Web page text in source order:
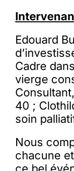
Edouard
Cadre
vierge
40 ;
soin
Nous
chacune